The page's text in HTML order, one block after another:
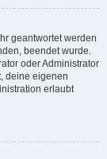
geantwortet werden
beendet wurde.
oder Administrator
deine eigenen
erlaubt